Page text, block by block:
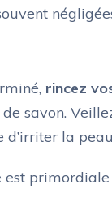
rincez
savon.
d’irriter la
est